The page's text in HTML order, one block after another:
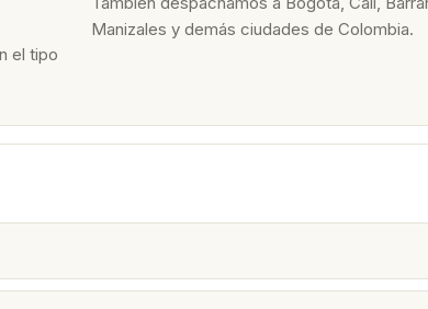
el tipo
Manizales y demás ciudades de Colombia.